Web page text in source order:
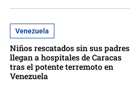
Venezuela
Niños rescatados sin sus padres
llegan a hospitales de Caracas
tras el potente terremoto en
Venezuela